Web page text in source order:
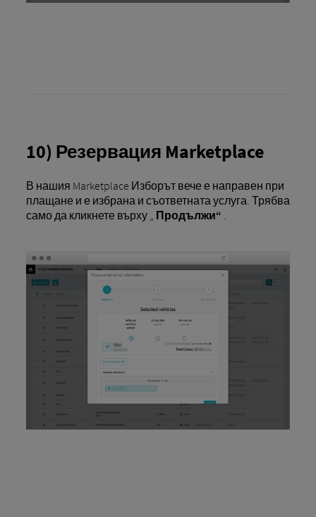
10) Резервация Marketplace
В нашия Marketplace Изборът вече е направен при
плащане и е избрана и съответната услуга. Трябва
само да кликнете върху „ Продължи“